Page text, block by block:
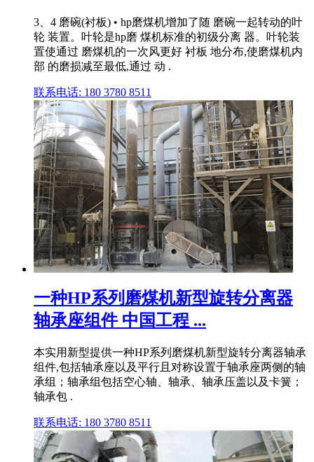
3、4 磨碗(衬板) • hp磨煤机增加了随 磨碗一起转动的叶
轮 装置。叶轮是hp磨 煤机标准的初级分离 器。叶轮装
置使通过 磨煤机的一次风更好 衬板 地分布,使磨煤机内
部 的磨损减至最低,通过 动 .
联系电话: 180 3780 8511
一种HP系列磨煤机新型旋转分离器
轴承座组件 中国工程 ...
本实用新型提供一种HP系列磨煤机新型旋转分离器轴承
组件,包括轴承座以及平行且对称设置于轴承座两侧的轴
承组；轴承组包括空心轴、轴承、轴承压盖以及卡簧；
轴承包 .
联系电话: 180 3780 8511